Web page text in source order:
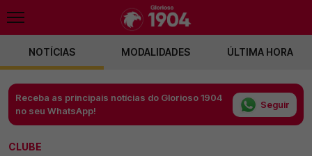
NOTÍCIAS MODALIDADES ÚLTIMA HORA
Receba as principais notícias do Glorioso 1904
no seu WhatsApp!
Seguir
CLUBE